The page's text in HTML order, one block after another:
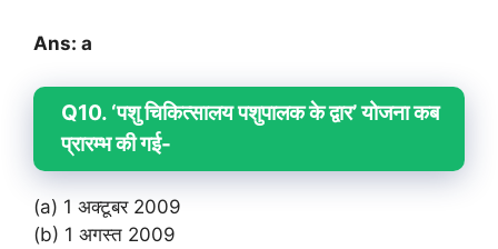
Ans: a
Q10. ‘पशु चिकित्सालय पशुपालक के द्वार’ योजना कब
प्रारम्भ की गई-
(a) 1 अक्टूबर 2009
(b) 1 अगस्त 2009